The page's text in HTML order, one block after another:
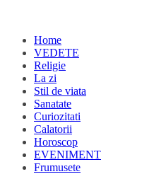
Home
VEDETE
Religie
La zi
Stil de viata
Sanatate
Curiozitati
Calatorii
Horoscop
EVENIMENT
Frumusete